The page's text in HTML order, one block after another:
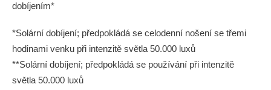
dobíjením*
*Solární dobíjení; předpokládá se celodenní nošení se třemi
hodinami venku při intenzitě světla 50.000 luxů
**Solární dobíjení; předpokládá se používání při intenzitě
světla 50.000 luxů